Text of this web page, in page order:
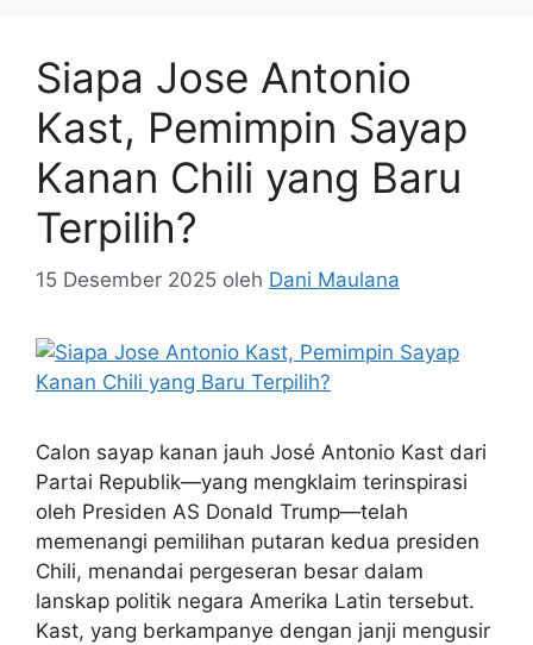
Siapa Jose Antonio
Kast, Pemimpin Sayap
Kanan Chili yang Baru
Terpilih?
15 Desember 2025 oleh Dani Maulana
Calon sayap kanan jauh José Antonio Kast dari
Partai Republik—yang mengklaim terinspirasi
oleh Presiden AS Donald Trump—telah
memenangi pemilihan putaran kedua presiden
Chili, menandai pergeseran besar dalam
lanskap politik negara Amerika Latin tersebut.
Kast, yang berkampanye dengan janji mengusir